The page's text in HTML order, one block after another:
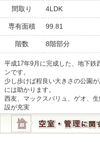
間取り 4LDK
専有面積 99.81
階数 8階部分
平成17年9月に完成した、地下
ンです。
少し歩けば程良い大きさの公園
には助かります。
西友、マックスバリュ、ゲオ、
設が充実